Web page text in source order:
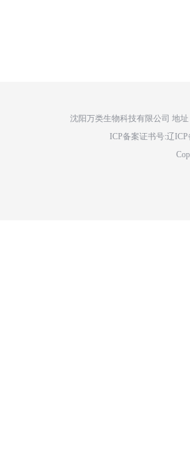
沈阳万类生物科技有限公司 地
ICP备案证书号:辽